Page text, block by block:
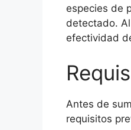
especies de
detectado.
efectividad
Antes de
requisitos